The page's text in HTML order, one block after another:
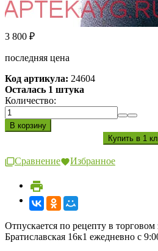
3 800 ₽
последняя цена
Код артикула: 24604
Осталась 1 штука
Количество:
Сравнение Избранное
Отпускается по рецепту в торговом
Братиславская 16к1 ежедневно с